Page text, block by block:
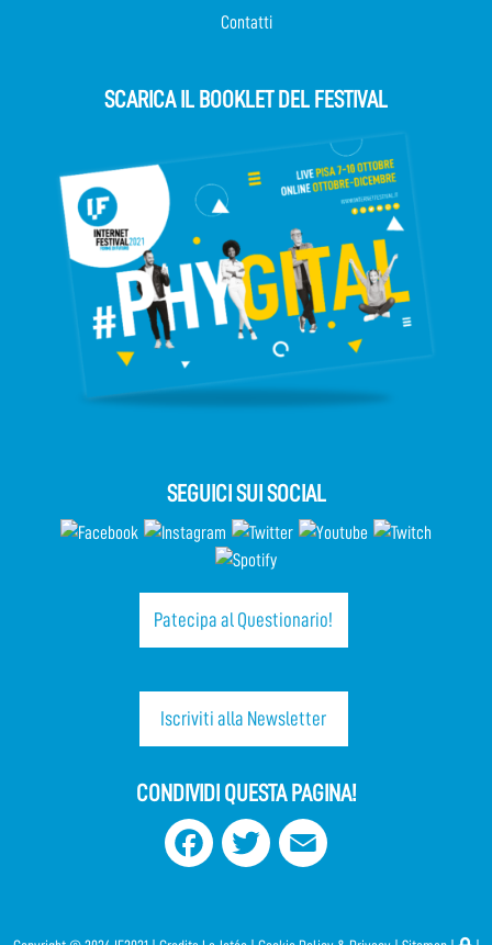
Contatti
SCARICA IL BOOKLET DEL FESTIVAL
SEGUICI SUI SOCIAL
Patecipa al Questionario!
Iscriviti alla Newsletter
CONDIVIDI QUESTA PAGINA!
Facebook Twitter